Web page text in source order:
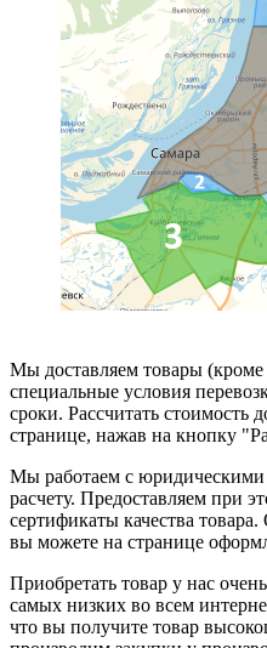
Мы доставляем товары
специальные условия
сроки. Рассчитать стоимость
странице, нажав на кнопку
Мы работаем с
расчету. Предоставляем при
сертификаты качества
вы можете на странице
Приобретать товар у нас
самых низких во всем
что вы получите товар